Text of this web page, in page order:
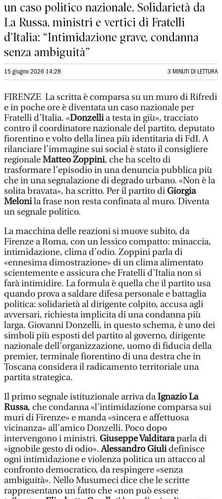
un caso politico nazionale. Solidarietà da
La Russa, ministri e vertici di Fratelli
d’Italia: “Intimidazione grave, condanna
senza ambiguità”
15 giugno 2026 14:28 3 MINUTI DI LETTURA
FIRENZE La scritta è comparsa su un muro di Rifredi
e in poche ore è diventata un caso nazionale per
Fratelli d’Italia. «Donzellia testa in giù», tracciato
contro il coordinatore nazionale del partito, deputato
fiorentino e volto della linea più identitaria di FdI. A
rilanciare l’immagine sui social è stato il consigliere
regionaleMatteo Zoppini, che ha scelto di
trasformare l’episodio in una denuncia pubblica più
che in una segnalazione di degrado urbano. «Non è la
solita bravata», ha scritto. Per il partito diGiorgia
Melonila frase non resta confinata al muro. Diventa
un segnale politico.
La macchina delle reazioni si muove subito, da
Firenze a Roma, con un lessico compatto: minaccia,
intimidazione, clima d’odio. Zoppini parla di
«ennesima dimostrazione» di un clima alimentato
scientemente e assicura che Fratelli d’Italia non si
farà intimidire. La formula è quella che il partito usa
quando prova a saldare difesa personale e battaglia
politica: solidarietà al dirigente colpito, accusa agli
avversari, richiesta implicita di una condanna più
larga. Giovanni Donzelli, in questo schema, è uno dei
simboli più esposti del partito al governo, dirigente
nazionale dell’organizzazione, uomo di fiducia della
premier, terminale fiorentino di una destra che in
Toscana considera il radicamento territoriale una
partita strategica.
Il primo segnale istituzionale arriva daIgnazio La
Russa, che condanna «l’intimidazione comparsa sui
muri di Firenze» e manda «sincera e affettuosa
vicinanza» all’amico Donzelli. Poco dopo
intervengono i ministri. Giuseppe Valditaraparla di
«ignobile gesto di odio».Alessandro Giulidefinisce
ogni intimidazione e violenza politica un attacco al
confronto democratico, da respingere «senza
ambiguità». Nello Musumeci dice che le scritte
rappresentano un fatto che «non può essere